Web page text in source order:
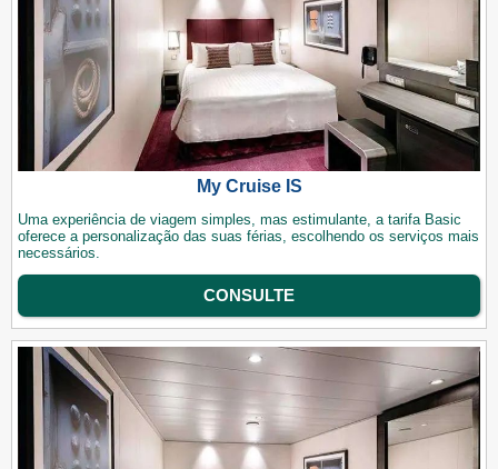
My Cruise IS
Uma experiência de viagem simples, mas estimulante, a tarifa Basic
oferece a personalização das suas férias, escolhendo os serviços mais
necessários.
CONSULTE